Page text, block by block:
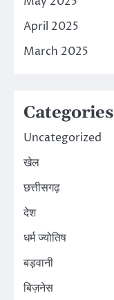
April 2025
March 2025
Categories
Uncategorized
खेल
छत्तीसगढ़
देश
धर्म ज्योतिष
बड़वानी
बिज़नेस